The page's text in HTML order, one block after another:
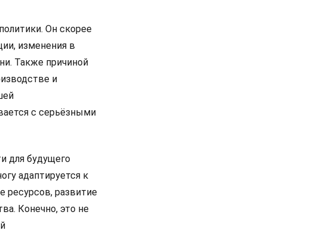
Он скорее
изменения в
Также причиной
и
с серьёзными
для будущего
адаптируется к
ресурсов, развитие
Конечно, это не